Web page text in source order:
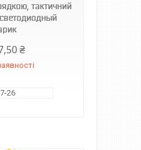
тактичний
₴
26